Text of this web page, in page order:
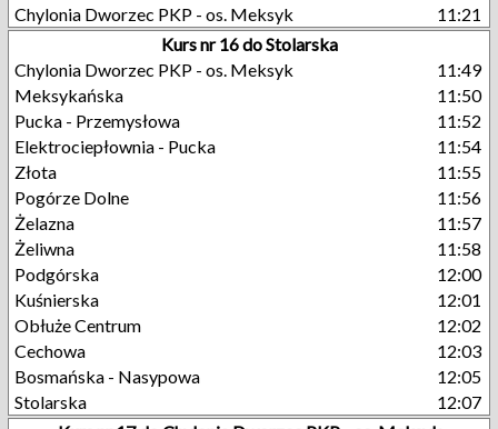
Chylonia Dworzec PKP - os. Meksyk
11:21
Kurs nr 16 do Stolarska
Chylonia Dworzec PKP - os. Meksyk
11:49
Meksykańska
11:50
Pucka - Przemysłowa
11:52
Elektrociepłownia - Pucka
11:54
Złota
11:55
Pogórze Dolne
11:56
Żelazna
11:57
Żeliwna
11:58
Podgórska
12:00
Kuśnierska
12:01
Obłuże Centrum
12:02
Cechowa
12:03
Bosmańska - Nasypowa
12:05
Stolarska
12:07